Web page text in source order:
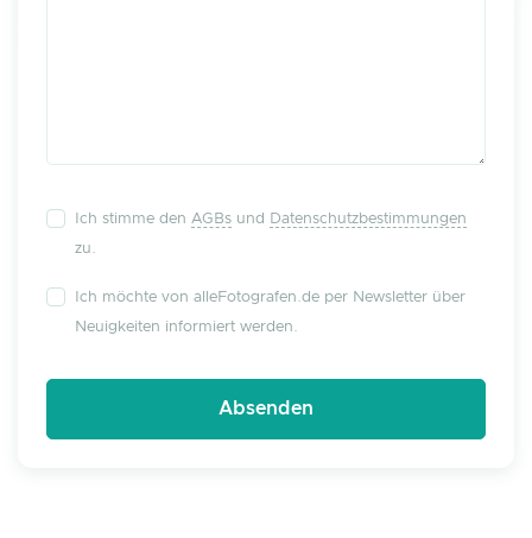
Ich stimme den AGBs und
Datenschutzbestimmungen
zu.
Ich möchte von alleFotografen.de per Newsletter über
Neuigkeiten informiert werden.